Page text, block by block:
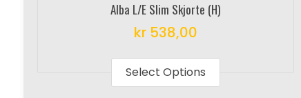
Alba L/E Slim Skjorte (H)
kr538,00
Select Options
has